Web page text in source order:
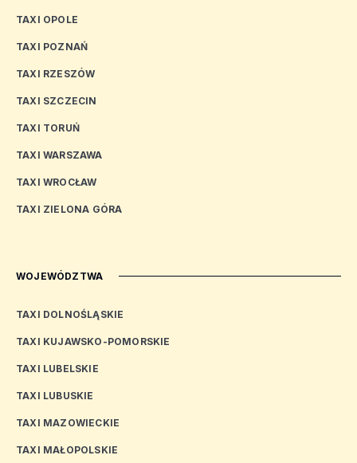
TAXI OPOLE
TAXI POZNAŃ
TAXI RZESZÓW
TAXI SZCZECIN
TAXI TORUŃ
TAXI WARSZAWA
TAXI WROCŁAW
TAXI ZIELONA GÓRA
WOJEWÓDZTWA
TAXI DOLNOŚLĄSKIE
TAXI KUJAWSKO-POMORSKIE
TAXI LUBELSKIE
TAXI LUBUSKIE
TAXI MAZOWIECKIE
TAXI MAŁOPOLSKIE